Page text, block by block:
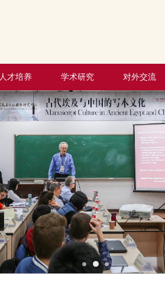
人才培养 学术研究 对外交流